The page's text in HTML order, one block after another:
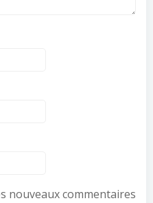
nouveaux commentaires